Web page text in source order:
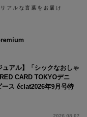
アルな言葉をお届け
ュアル】「シックなおしゃ
CARD TOKYOデニ
ス éclat2026年9月号特